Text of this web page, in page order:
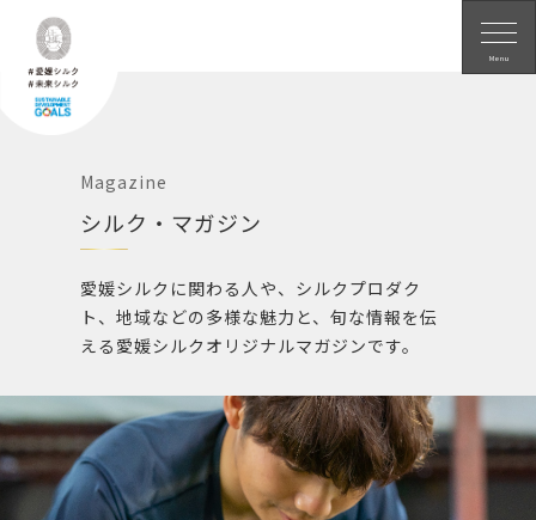
Menu
Magazine
シルク・マガジン
愛媛シルクに関わる人や、シルクプロダク
ト、地域などの多様な魅力と、旬な情報を伝
える愛媛シルクオリジナルマガジンです。